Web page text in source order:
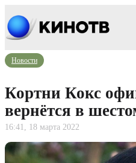
Новости
Кортни Кокс
вернётся в
16:41, 18 марта 2022